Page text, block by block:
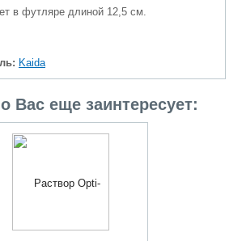
в футляре длиной 12,5 см.
Kaida
Вас еще заинтересует: